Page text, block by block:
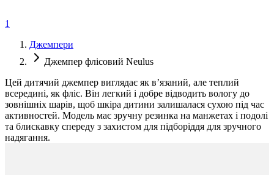
1
Джемпери
Джемпер флісовий Neulus
Цей дитячий джемпер виглядає як в’язаний, але теплий
всередині, як фліс. Він легкий і добре відводить вологу до
зовнішніх шарів, щоб шкіра дитини залишалася сухою під час
активностей. Модель має зручну резинка на манжетах і подолі
та блискавку спереду з захистом для підборіддя для зручного
надягання.